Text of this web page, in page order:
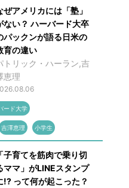
ぜアメリカには「塾」
ない？ ハーバード大卒
パックンが語る日米の
育の違い
トリック・ハーラン,吉
恵理
ード大学
吉澤恵理 小学生
「子育てを筋肉で乗り切
ママ」がLINEスタンプ
!? って何が起こった？